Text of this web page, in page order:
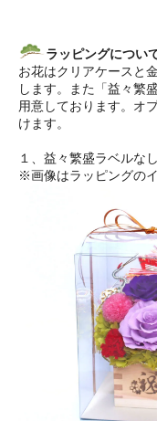
ラッピングについ
お花はクリアケースと
します。また「益々繁
用意しております。オ
けます。
１、益々繁盛ラベルなし
※画像はラッピングの